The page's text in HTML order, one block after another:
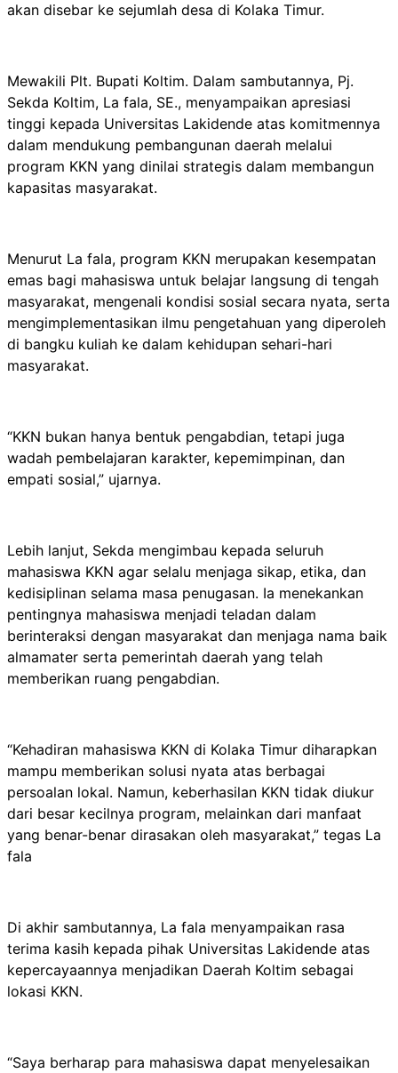
akan disebar ke sejumlah desa di Kolaka Timur.
Mewakili Plt. Bupati Koltim. Dalam sambutannya, Pj.
Sekda Koltim, La fala, SE., menyampaikan apresiasi
tinggi kepada Universitas Lakidende atas komitmennya
dalam mendukung pembangunan daerah melalui
program KKN yang dinilai strategis dalam membangun
kapasitas masyarakat.
Menurut La fala, program KKN merupakan kesempatan
emas bagi mahasiswa untuk belajar langsung di tengah
masyarakat, mengenali kondisi sosial secara nyata, serta
mengimplementasikan ilmu pengetahuan yang diperoleh
di bangku kuliah ke dalam kehidupan sehari-hari
masyarakat.
“KKN bukan hanya bentuk pengabdian, tetapi juga
wadah pembelajaran karakter, kepemimpinan, dan
empati sosial,” ujarnya.
Lebih lanjut, Sekda mengimbau kepada seluruh
mahasiswa KKN agar selalu menjaga sikap, etika, dan
kedisiplinan selama masa penugasan. Ia menekankan
pentingnya mahasiswa menjadi teladan dalam
berinteraksi dengan masyarakat dan menjaga nama baik
almamater serta pemerintah daerah yang telah
memberikan ruang pengabdian.
“Kehadiran mahasiswa KKN di Kolaka Timur diharapkan
mampu memberikan solusi nyata atas berbagai
persoalan lokal. Namun, keberhasilan KKN tidak diukur
dari besar kecilnya program, melainkan dari manfaat
yang benar-benar dirasakan oleh masyarakat,” tegas La
fala
Di akhir sambutannya, La fala menyampaikan rasa
terima kasih kepada pihak Universitas Lakidende atas
kepercayaannya menjadikan Daerah Koltim sebagai
lokasi KKN.
“Saya berharap para mahasiswa dapat menyelesaikan